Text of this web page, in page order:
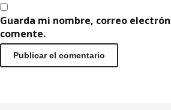
Guarda mi nombre, correo
comente.